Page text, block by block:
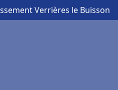
Verrières le Buisson